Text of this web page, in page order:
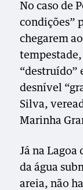
No caso de
condições”
chegarem
tempestade,
“destruído”
desnível
Silva,
Marinha
Já na Lagoa
da água
areia, não